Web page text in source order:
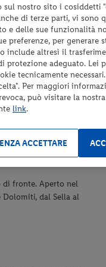
se prevista;
nel paragrafo
di fronte. Aperto nel
Dolomiti, dal Sella al
nostro sito i cosiddetti
di terze parti, vi sono
e delle sue funzionalità
preferenze, per generare
include altresì il
protezione adeguato. Lei
tecnicamente
Per maggiori
può visitare la nostra
link.
ACCETTARE